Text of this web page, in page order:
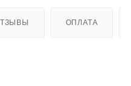
ОПЛАТА